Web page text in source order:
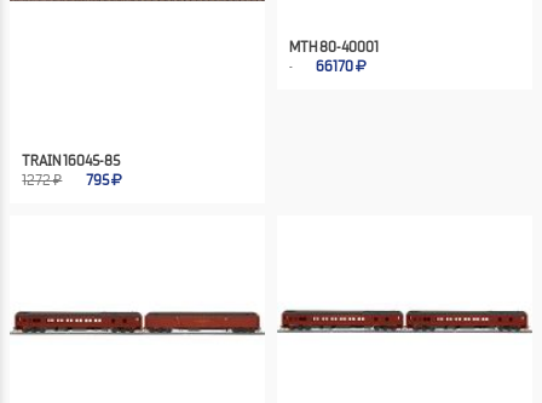
TRAIN 16045-85
1272 ₽
795
MTH 80-40001
66170